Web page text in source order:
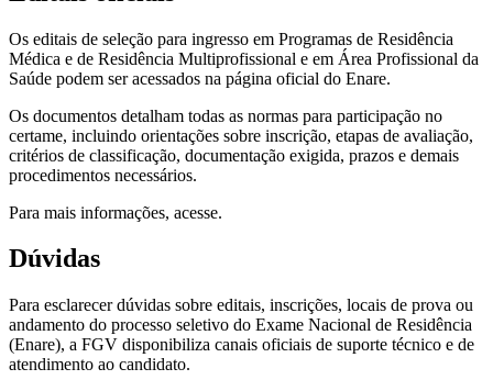
Os editais de seleção para ingresso em Programas de Residência
Médica e de Residência Multiprofissional e em Área Profissional da
Saúde podem ser acessados na página oficial do Enare.
Os documentos detalham todas as normas para participação no
certame, incluindo orientações sobre inscrição, etapas de avaliação,
critérios de classificação, documentação exigida, prazos e demais
procedimentos necessários.
Para mais informações, acesse.
Dúvidas
Para esclarecer dúvidas sobre editais, inscrições, locais de prova ou
andamento do processo seletivo do Exame Nacional de Residência
(Enare), a FGV disponibiliza canais oficiais de suporte técnico e de
atendimento ao candidato.